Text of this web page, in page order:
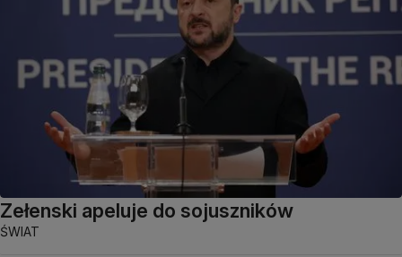
Zełenski apeluje do sojuszników
ŚWIAT